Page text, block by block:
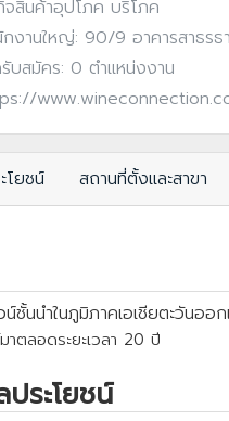
จสินค้าอุปโภค บริโภค
กงานใหญ่: 90/9 อาคารสาธร
รับสมัคร: 0 ตำแหน่งงาน
โยชน์ สถานที่ตั้งและสาขา
น์ชั้นนำในภูมิภาคเอเชียตะวันออ
าตลอดระยะเวลา 20 ปี
ระโยชน์